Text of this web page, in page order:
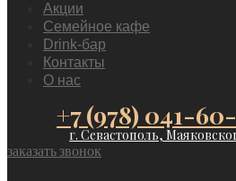
Акции
Семейное кафе
Drink-бар
Контакты
О нас
+7 (978) 041-
г. Севастополь,
заказать звонок